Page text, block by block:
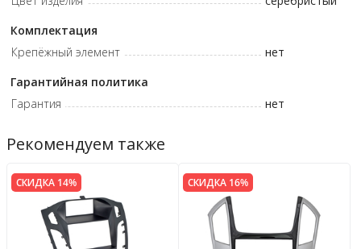
Комплектация
Крепёжный элемент
нет
Гарантийная политика
Гарантия
нет
Рекомендуем также
СКИДКА 14% СКИДКА 16%